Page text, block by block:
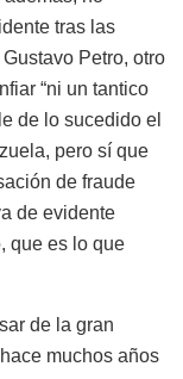
tras las
Petro, otro
“ni un tantico
de lo sucedido el
pero sí que
de fraude
de evidente
que es lo que
de la gran
muchos años